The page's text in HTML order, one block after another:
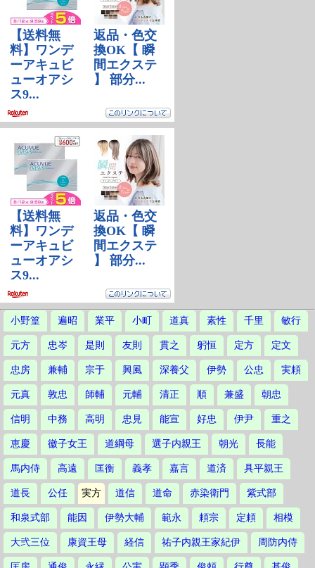
小野篁 遍昭 業平 小町 道真 素性 千里 敏行
元方 忠岑 是則 友則 貫之 躬恒 定方 定文
忠房 兼輔 宗于 興風 深養父 伊勢 公忠 実頼
元真 敦忠 師輔 元輔 清正 順 兼盛 朝忠
信明 中務 高明 忠見 能宣 好忠 伊尹 重之
恵慶 徽子女王 道綱母 選子内親王 朝光 長能
馬内侍 高遠 匡衡 義孝 嘉言 道済 具平親王
道長 公任 実方 道信 道命 赤染衛門 紫式部
和泉式部 能因 伊勢大輔 範永 頼宗 定頼 相模
大弐三位 康資王母 経信 祐子内親王家紀伊 周防内侍